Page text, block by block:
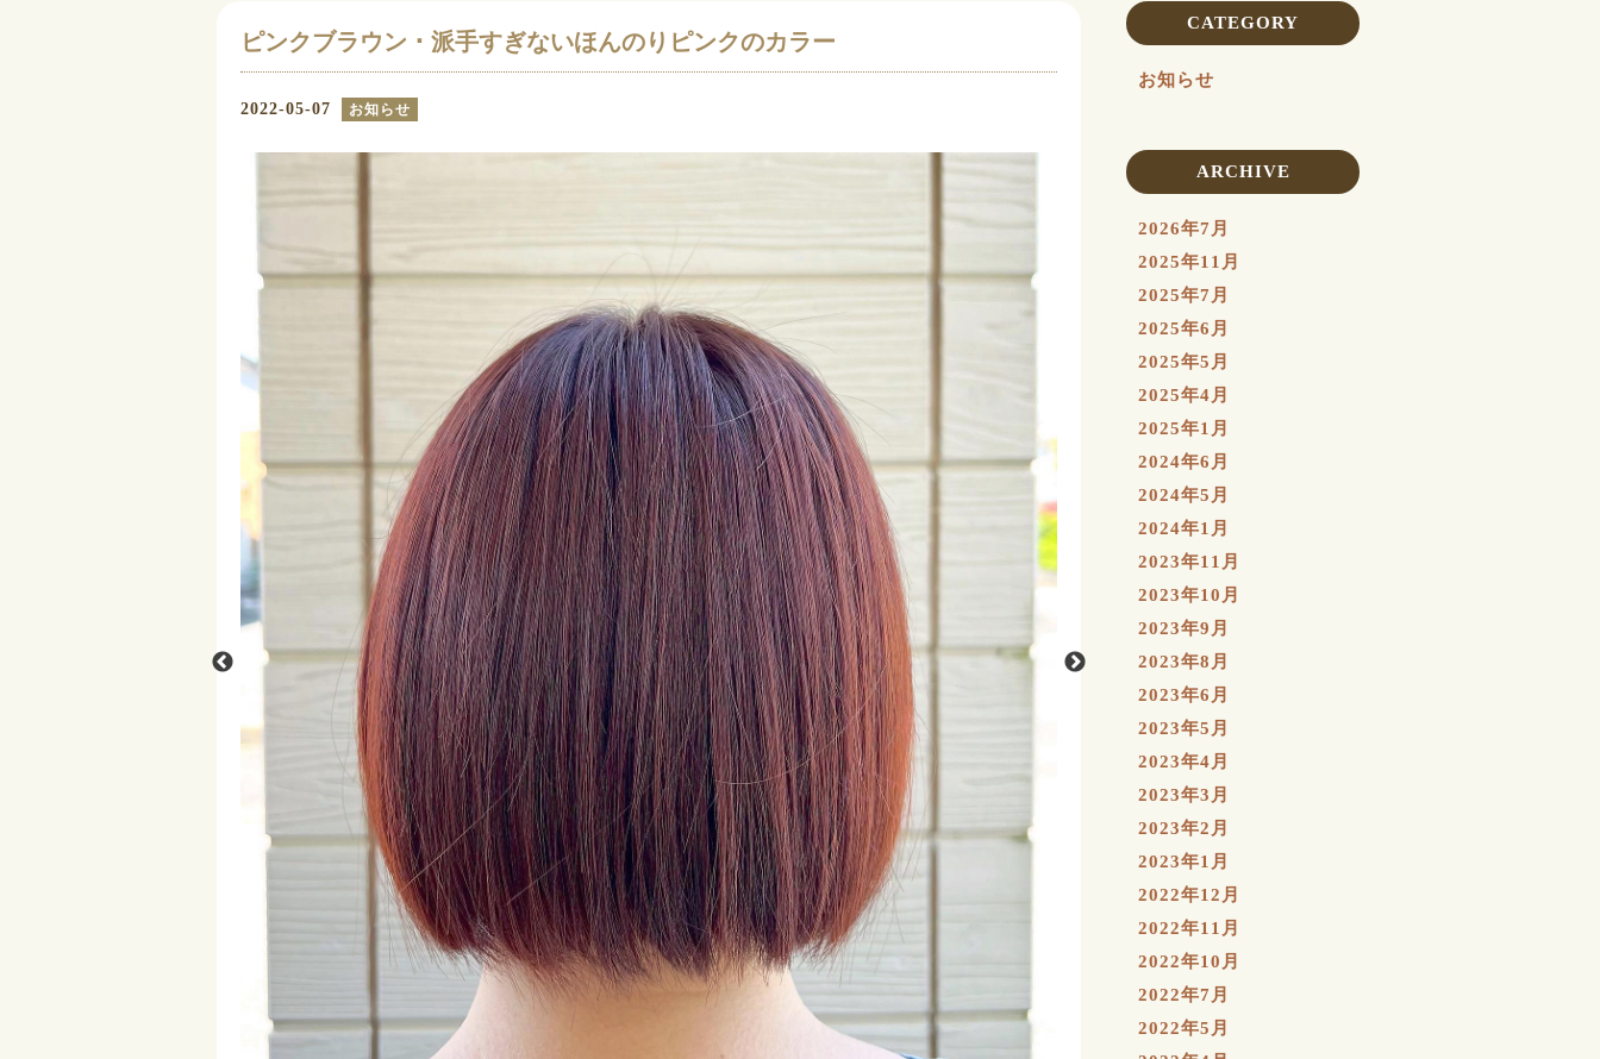
ピンクブラウン ･ ⁡派手すぎないほんのりピンクのカラー
2022-05-07 お知らせ
CATEGORY
お知らせ
ARCHIVE
2026年7月
2025年11月
2025年7月
2025年6月
2025年5月
2025年4月
2025年1月
2024年6月
2024年5月
2024年1月
2023年11月
2023年10月
2023年9月
2023年8月
2023年6月
2023年5月
2023年4月
2023年3月
2023年2月
2023年1月
2022年12月
2022年11月
2022年10月
2022年7月
2022年5月